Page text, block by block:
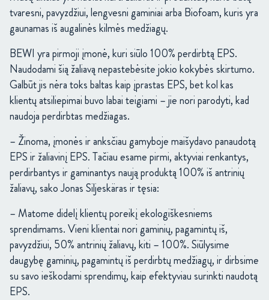
tvaresni, pavyzdžiui, lengvesni gaminiai arba Biofoam, kuris yra
gaunamas iš augalinės kilmės medžiagų.
BEWI yra pirmoji įmonė, kuri siūlo 100% perdirbtą EPS.
Naudodami šią žaliavą nepastebėsite jokio kokybės skirtumo.
Galbūt jis nėra toks baltas kaip įprastas EPS, bet kol kas
klientų atsiliepimai buvo labai teigiami – jie nori parodyti, kad
naudoja perdirbtas medžiagas.
– Žinoma, įmonės ir anksčiau gamyboje maišydavo panaudotą
EPS ir žaliavinį EPS. Tačiau esame pirmi, aktyviai renkantys,
perdirbantys ir gaminantys naują produktą 100% iš antrinių
žaliavų, sako Jonas Siljeskäras ir tęsia:
– Matome didelį klientų poreikį ekologiškesniems
sprendimams. Vieni klientai nori gaminių, pagamintų iš,
pavyzdžiui, 50% antrinių žaliavų, kiti – 100%. Siūlysime
daugybę gaminių, pagamintų iš perdirbtų medžiagų, ir dirbsime
su savo ieškodami sprendimų, kaip efektyviau surinkti naudotą
EPS.